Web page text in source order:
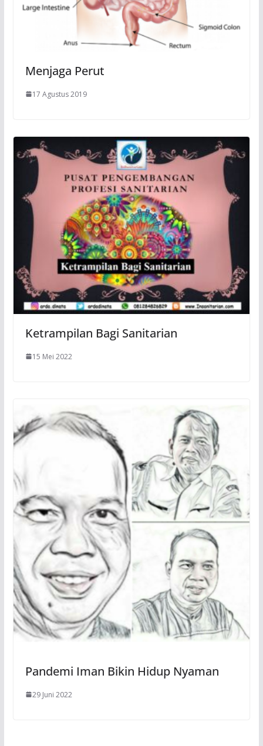
Menjaga Perut
17 Agustus 2019
Ketrampilan Bagi Sanitarian
15 Mei 2022
Pandemi Iman Bikin Hidup Nyaman
29 Juni 2022